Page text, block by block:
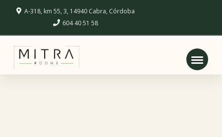
A-318, km 55, 3, 14940 Cabra, Córdoba
604 40 51 58